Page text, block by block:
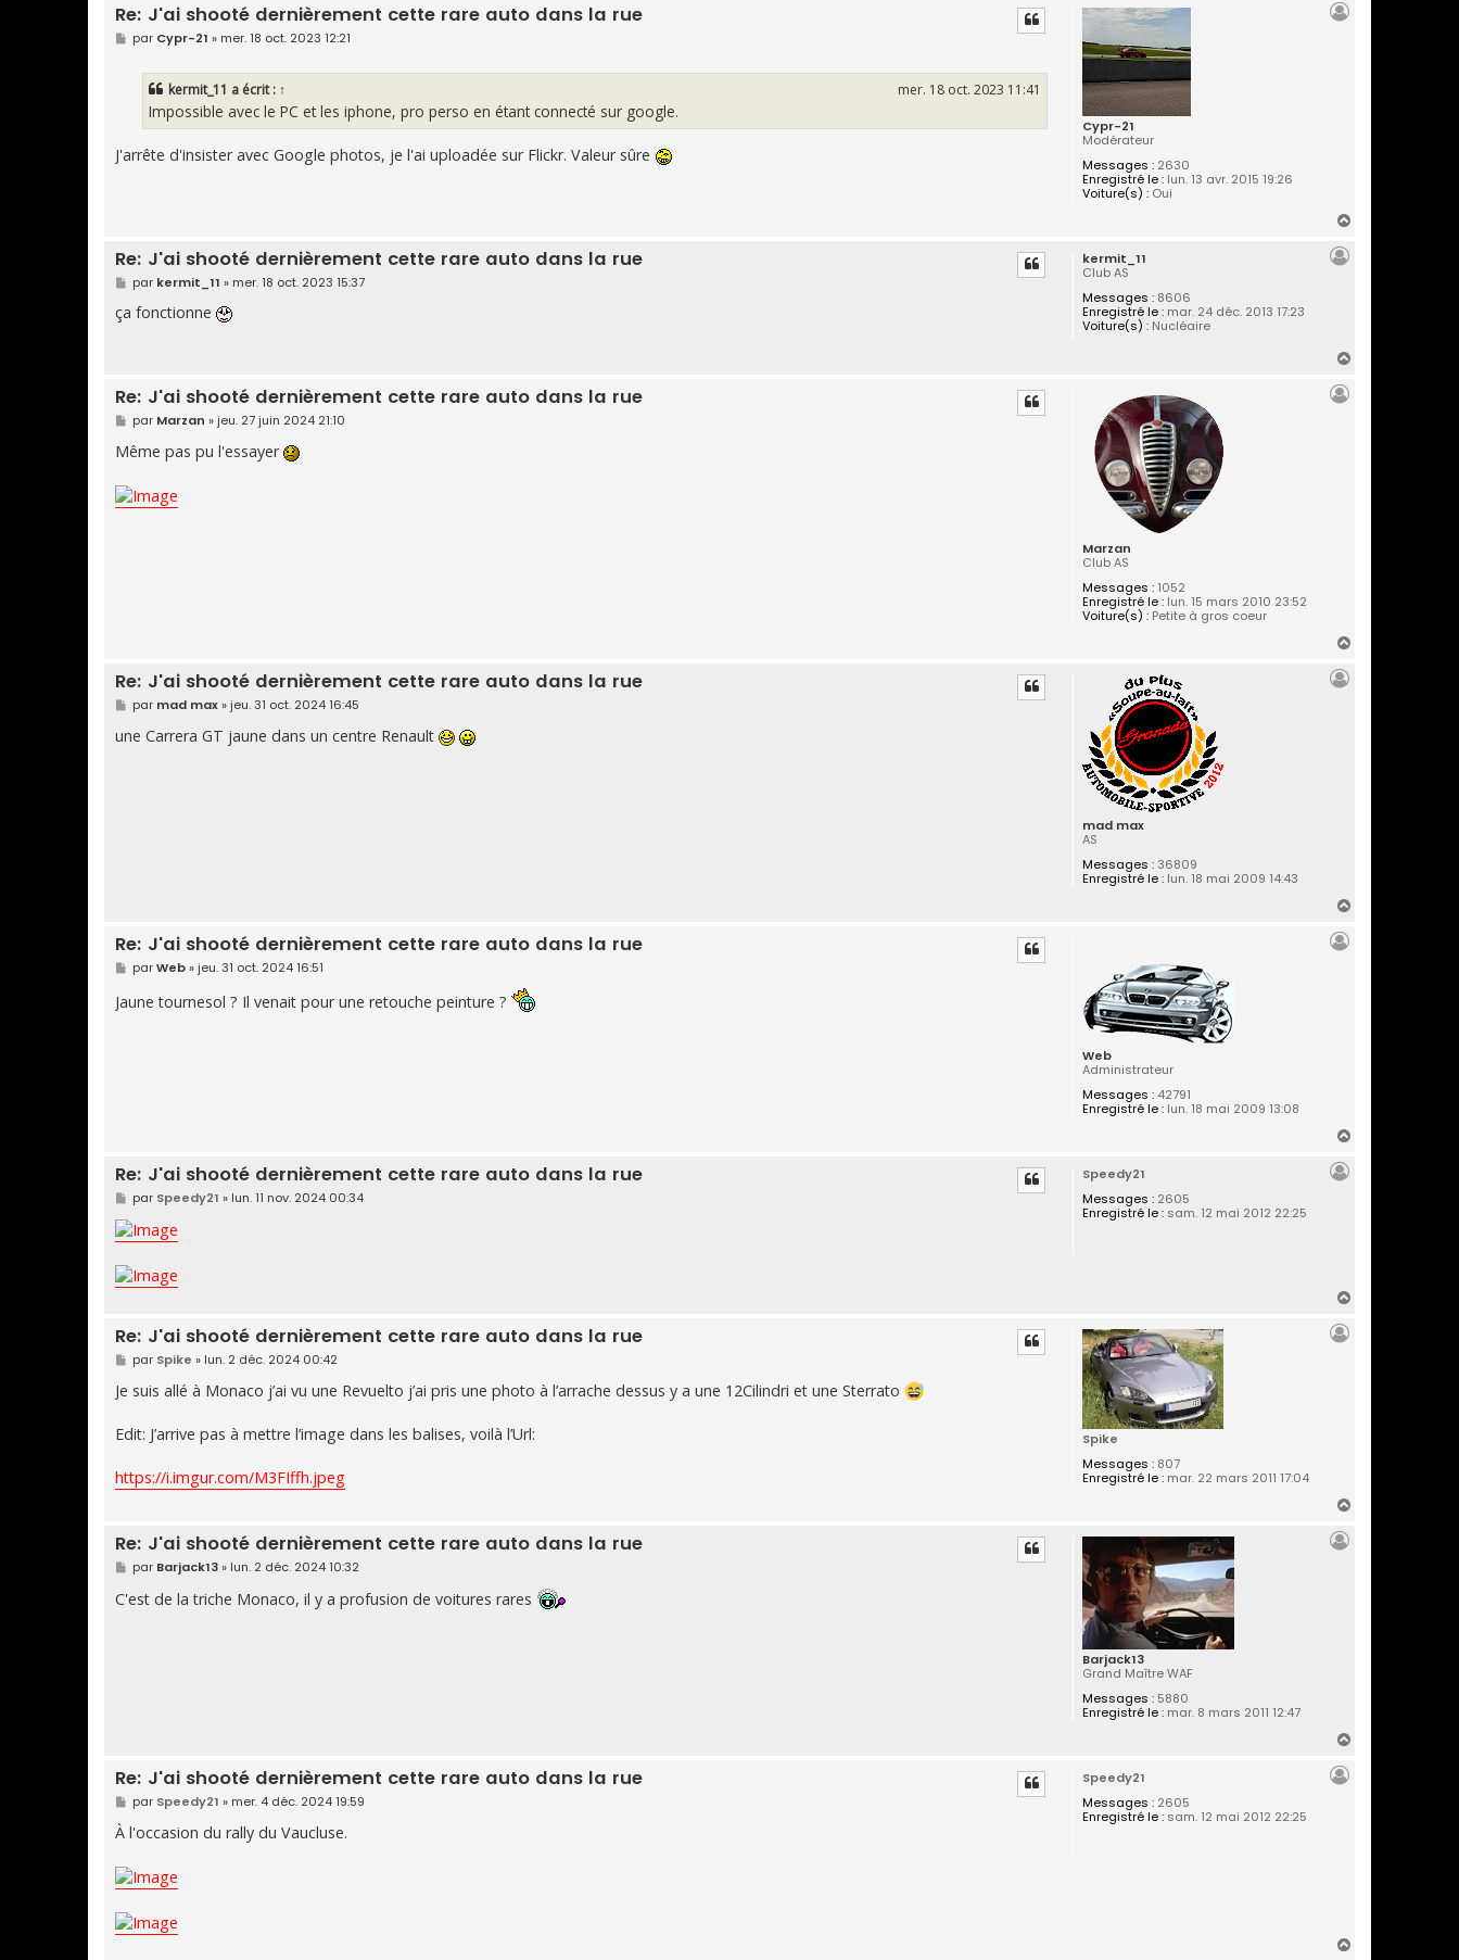
Cypr-21
Modérateur
Messages :2630
Enregistré le :lun. 13 avr. 2015 19:26
Voiture(s) :Oui
Re: J'ai shooté dernièrement cette rare auto dans la rue
M
e
par Cypr-21 » mer. 18 oct. 2023 12:21
kermit_11 a écrit : ↑ mer. 18 oct. 2023 11:41
Impossible avec le PC et les iphone, pro perso en étant connecté sur google.
J'arrête d'insister avec Google photos, je l'ai uploadée sur Flickr. Valeur sûre
kermit_11
Club AS
Messages :8606
Enregistré le :mar. 24 déc. 2013 17:23
Voiture(s) :Nucléaire
Re: J'ai shooté dernièrement cette rare auto dans la rue
M
e
s
s
par kermit_11 » mer. 18 oct. 2023 15:37
ça fonctionne
Marzan
Club AS
Messages :1052
Enregistré le :lun. 15 mars 2010 23:52
Voiture(s) :Petite à gros coeur
Re: J'ai shooté dernièrement cette rare auto dans la rue
M
e
s
s
g
e
par Marzan » jeu. 27 juin 2024 21:10
Même pas pu l'essayer
mad max
AS
Messages :36809
Enregistré le :lun. 18 mai 2009 14:43
Re: J'ai shooté dernièrement cette rare auto dans la rue
M
e
s
s
par mad max» jeu. 31 oct. 2024 16:45
une Carrera GT jaune dans un centre Renault
Web
Administrateur
Messages :42791
Enregistré le :lun. 18 mai 2009 13:08
Re: J'ai shooté dernièrement cette rare auto dans la rue
M
e
s
s
parWeb» jeu. 31 oct. 2024 16:51
Jaune tournesol ? Il venait pour une retouche peinture ?
Speedy21
Messages :2605
Enregistré le :sam. 12 mai 2012 22:25
Re: J'ai shooté dernièrement cette rare auto dans la rue
M
e
s
s
g
e
par Speedy21 » lun. 11 nov. 2024 00:34
Spike
Messages :807
Enregistré le :mar. 22 mars 2011 17:04
Re: J'ai shooté dernièrement cette rare auto dans la rue
M
e
s
s
g
e
par Spike » lun. 2 déc. 2024 00:42
Je suis allé à Monaco j’ai vu une Revuelto j’ai pris une photo à l’arrache dessus y a une 12Cilindri et une Sterrato
Edit: J’arrive pas à mettre l’image dans les balises, voilà l’Url:
https://i.imgur.com/M3FIffh.jpeg
Barjack13
Grand Maître WAF
Messages :5880
Enregistré le :mar. 8 mars 2011 12:47
Re: J'ai shooté dernièrement cette rare auto dans la rue
M
e
s
s
par Barjack13» lun. 2 déc. 2024 10:32
C'est de la triche Monaco, il y a profusion de voitures rares
Speedy21
Messages :2605
Enregistré le :sam. 12 mai 2012 22:25
Re: J'ai shooté dernièrement cette rare auto dans la rue
M
e
s
s
g
e
par Speedy21 » mer. 4 déc. 2024 19:59
À l'occasion du rally du Vaucluse.